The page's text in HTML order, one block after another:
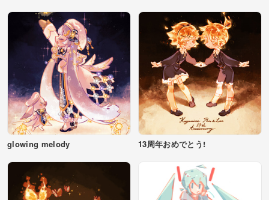
glowing melody 13周年おめでとう!